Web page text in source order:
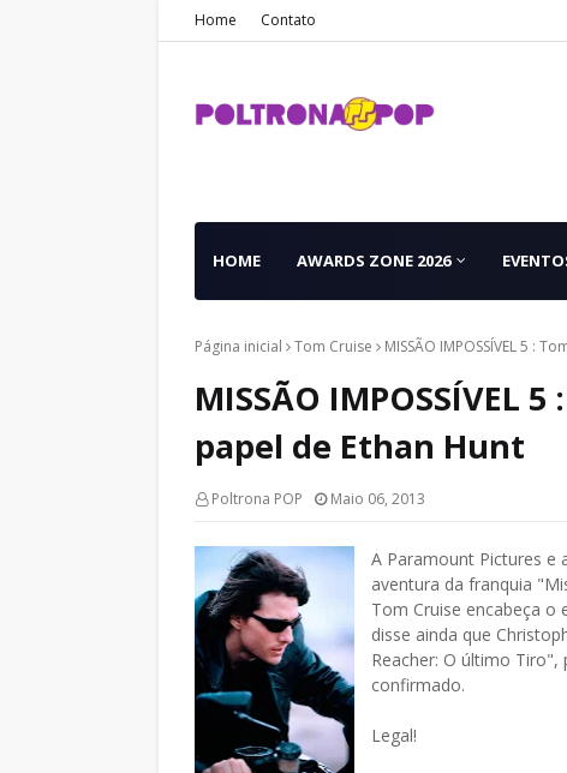
Home Contato
HOME AWARDS ZONE 2026
Página inicial Tom Cruise MISSÃO IMPOSSÍVEL 5 :
MISSÃO IMPOSSÍVEL
papel de Ethan Hunt
Poltrona POP Maio 06, 2013
A Paramount Pictures e
aventura da franquia
Tom Cruise encabeça o
disse ainda que
Reacher: O último
confirmado.
Legal!